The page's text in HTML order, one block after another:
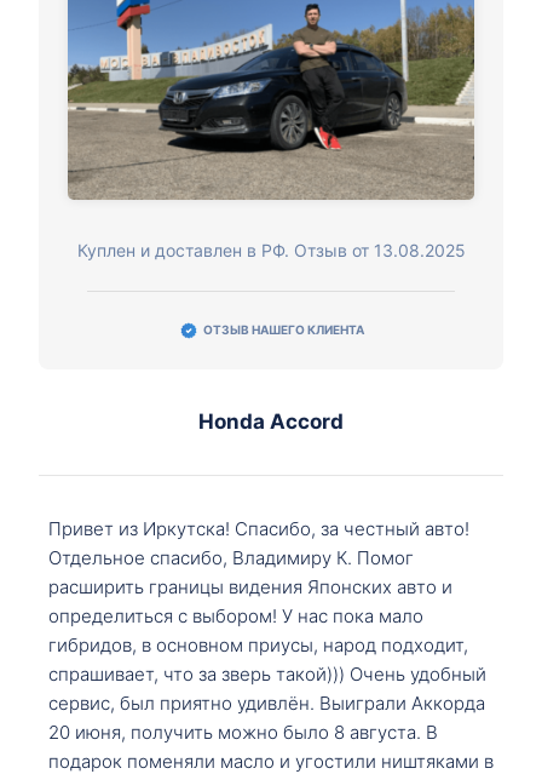
Куплен и доставлен в РФ. Отзыв от 13.08.2025
ОТЗЫВ НАШЕГО КЛИЕНТА
Honda Accord
Привет из Иркутска! Спасибо, за честный авто!
Отдельное спасибо, Владимиру К. Помог
расширить границы видения Японских авто и
определиться с выбором! У нас пока мало
гибридов, в основном приусы, народ подходит,
спрашивает, что за зверь такой))) Очень удобный
сервис, был приятно удивлён. Выиграли Аккорда
20 июня, получить можно было 8 августа. В
подарок поменяли масло и угостили ништяками в